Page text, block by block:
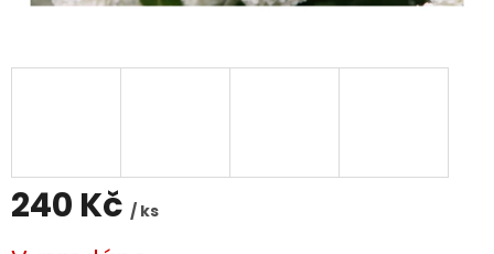
240 Kč / ks